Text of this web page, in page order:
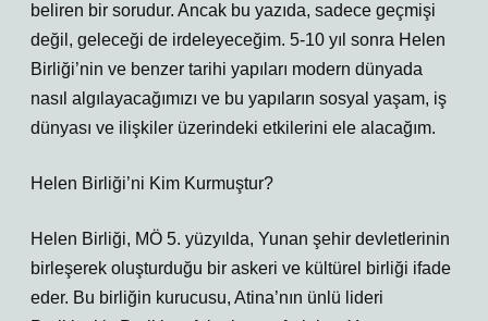
beliren bir sorudur. Ancak bu yazıda, sadece geçmişi
değil, geleceği de irdeleyeceğim. 5-10 yıl sonra Helen
Birliği’nin ve benzer tarihi yapıları modern dünyada
nasıl algılayacağımızı ve bu yapıların sosyal yaşam, iş
dünyası ve ilişkiler üzerindeki etkilerini ele alacağım.
Helen Birliği’ni Kim Kurmuştur?
Helen Birliği, MÖ 5. yüzyılda, Yunan şehir devletlerinin
birleşerek oluşturduğu bir askeri ve kültürel birliği ifade
eder. Bu birliğin kurucusu, Atina’nın ünlü lideri